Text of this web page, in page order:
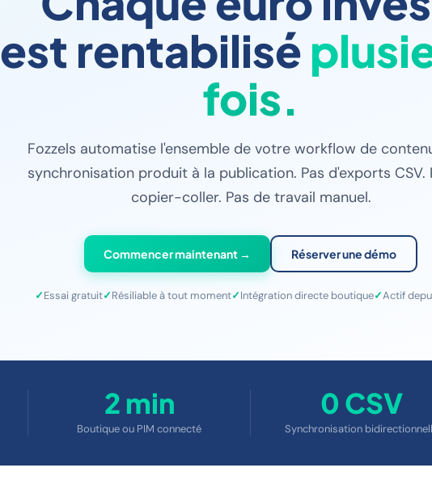
est rentabilisé
fois.
Fozzels automatise l'ensemble de votre workflow de
synchronisation produit à la publication. Pas d'exports CSV.
copier-coller. Pas de travail manuel.
Commencer maintenant → Réserver une démo
Essai gratuit Résiliable à tout moment Intégration directe boutique Actif
2 min
Boutique ou PIM connecté
0 CSV
Synchronisation